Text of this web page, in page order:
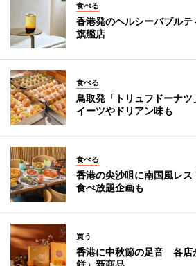
食べる
香港発のヘルシーバブル
旗艦店
食べる
鳥取発「トリュフドーナ
イーツやドリアン味も
食べる
香港の尖沙咀に南国風レ
食べ放題企画も
買う
香港に中秋節の足音 各店